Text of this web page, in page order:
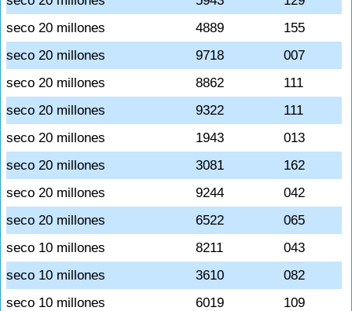
seco 20 millones
4889
155
seco 20 millones
9718
007
seco 20 millones
8862
111
seco 20 millones
9322
111
seco 20 millones
1943
013
seco 20 millones
3081
162
seco 20 millones
9244
042
seco 20 millones
6522
065
seco 10 millones
8211
043
seco 10 millones
3610
082
seco 10 millones
6019
109